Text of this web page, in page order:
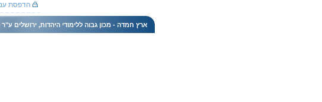
הדפסת
ארץ חמדה - מכון גבוה ללימודי היהדות, ירושלים ע"ר